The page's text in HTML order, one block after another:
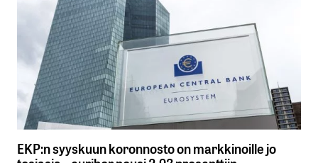
EKP:n syyskuun koronnosto on markkinoille jo